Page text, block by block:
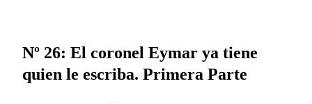
Nº 26: El coronel Eymar ya tiene
quien le escriba. Primera Parte